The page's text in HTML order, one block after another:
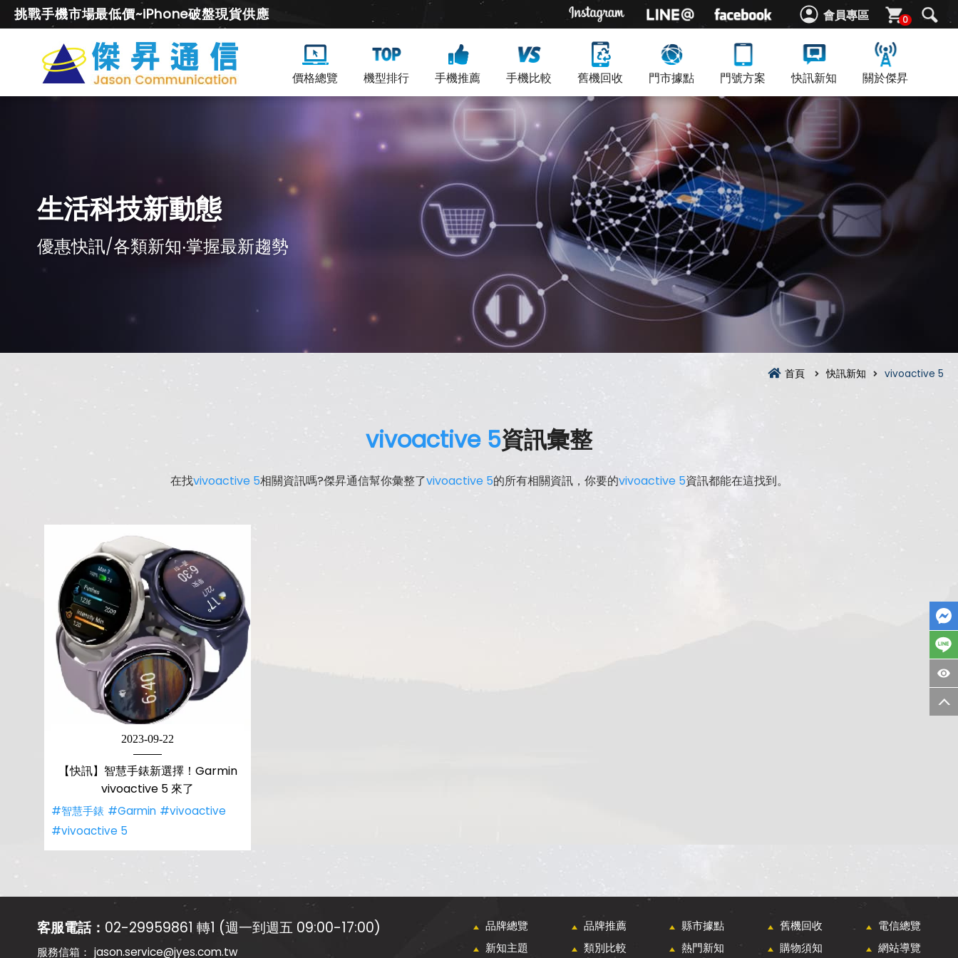
會員專區 0
挑戰手機市場最低價~iPhone破盤現貨供應
價格總覽 機型排行 手機推薦 手機比較 舊機回收 門市據點 門號方案 快訊新知 關於傑昇
生活科技新動態
優惠快訊/各類新知‧掌握最新趨勢
首頁 快訊新知 vivoactive 5
vivoactive 5資訊彙整
在找vivoactive 5相關資訊嗎?傑昇通信幫你彙整了vivoactive 5的所有相關資訊，你要的vivoactive 5資訊都能在這找到。
2023-09-22
【快訊】智慧手錶新選擇！Garmin
vivoactive 5 來了
#智慧手錶 #Garmin #vivoactive
#vivoactive 5
客服電話： 02-29959861 轉1 (週一到週五 09:00-17:00)
jason.service@jyes.com.tw
品牌總覽 品牌推薦 縣市據點 舊機回收
電信總覽
新知主題
類別比較 熱門新知 購物須知 網站導覽